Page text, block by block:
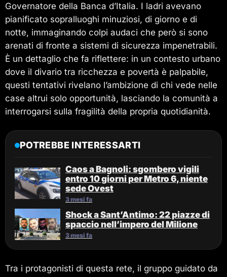
Governatore della Banca d’Italia. I ladri avevano
pianificato sopralluoghi minuziosi, di giorno e di
notte, immaginando colpi audaci che però si sono
arenati di fronte a sistemi di sicurezza impenetrabili.
È un dettaglio che fa riflettere: in un contesto urbano
dove il divario tra ricchezza e povertà è palpabile,
questi tentativi rivelano l’ambizione di chi vede nelle
case altrui solo opportunità, lasciando la comunità a
interrogarsi sulla fragilità della propria quotidianità.
POTREBBE INTERESSARTI
Caos a Bagnoli: sgombero vigili
entro 10 giorni per Metro 6, niente
sede Ovest
3 mesi fa
Shock a Sant’Antimo: 22 piazze di
spaccio nell’impero del Milione
3 mesi fa
Tra i protagonisti di questa rete, il gruppo guidato da